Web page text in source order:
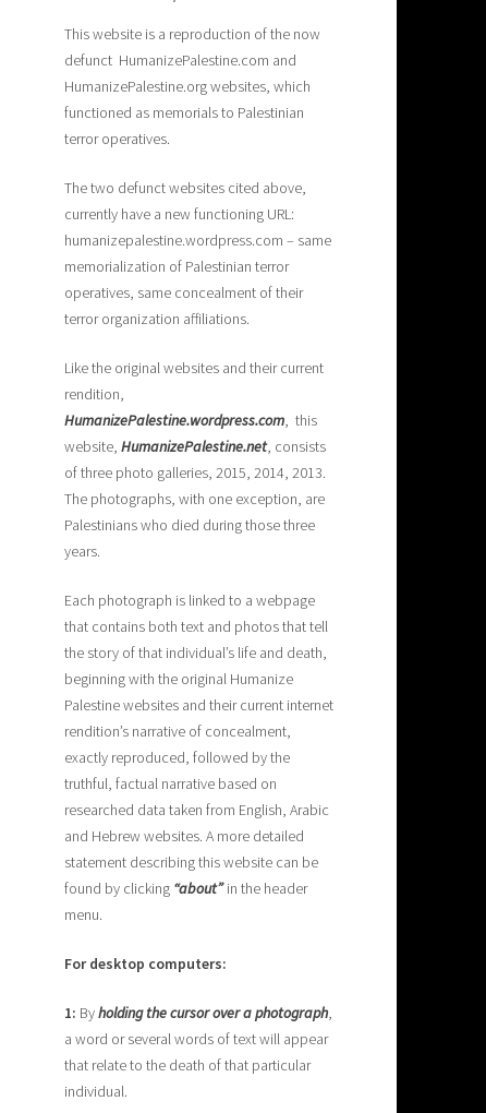
This website is a reproduction of the now
defunct HumanizePalestine.com and
HumanizePalestine.org websites, which
functioned as memorials to Palestinian
terror operatives.
The two defunct websites cited above,
currently have a new functioning URL:
humanizepalestine.wordpress.com – same
memorialization of Palestinian terror
operatives, same concealment of their
terror organization affiliations.
Like the original websites and their current
rendition,
HumanizePalestine.wordpress.com, this
website, HumanizePalestine.net, consists
of three photo galleries, 2015, 2014, 2013.
The photographs, with one exception, are
Palestinians who died during those three
years.
Each photograph is linked to a webpage
that contains both text and photos that tell
the story of that individual’s life and death,
beginning with the original Humanize
Palestine websites and their current internet
rendition’s narrative of concealment,
exactly reproduced, followed by the
truthful, factual narrative based on
researched data taken from English, Arabic
and Hebrew websites. A more detailed
statement describing this website can be
found by clicking “about”in the header
menu.
For desktop computers:
1: Byholding the cursor over a photograph,
a word or several words of text will appear
that relate to the death of that particular
individual.